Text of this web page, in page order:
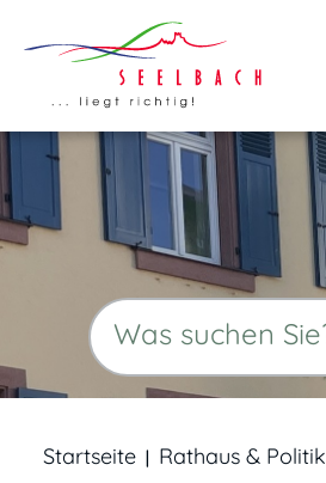
Startseite Rathaus & Politik